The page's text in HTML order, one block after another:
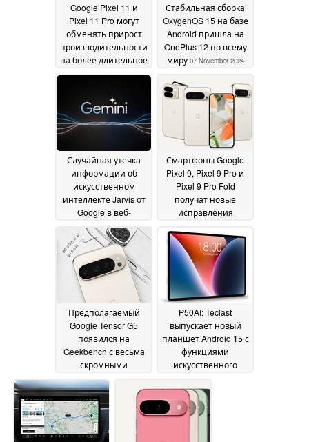
Google Pixel 11 и
Pixel 11 Pro могут
обменять прирост
производительности
на более длительное
время автономной
улучшенные
тепловые
характеристики10
Стабильная сборка
OxygenOS 15 на базе
Android пришла на
OnePlus 12 по всему
миру 07 November 2024
Случайная утечка
информации об
искусственном
интеллекте Jarvis от
Google в веб-
магазине Chrome07
November 2024
Смартфоны Google
Pixel 9, Pixel 9 Pro и
Pixel 9 Pro Fold
получат новые
исправления
ноябрьских
обновлениях ПО07
November 2024
Предполагаемый
Google Tensor G5
появился на
Geekbench с весьма
скромными
показателями
November 2024
P50AI: Teclast
выпускает новый
планшет Android 15 с
функциями
искусственного
November 2024